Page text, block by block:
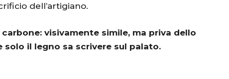
dell’artigiano.
visivamente simile, ma priva dello
solo il legno sa scrivere sul palato.